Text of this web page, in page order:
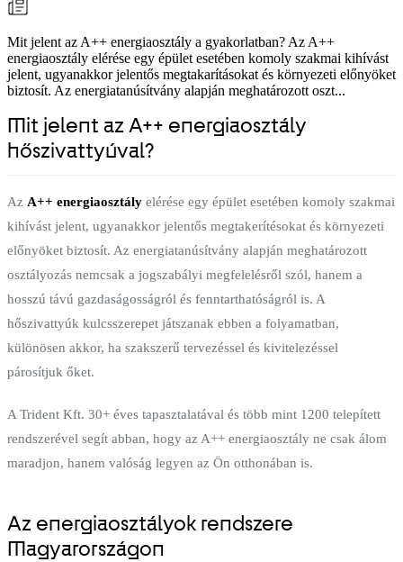
Mit jelent az A++ energiaosztály a gyakorlatban? Az A++
energiaosztály elérése egy épület esetében komoly szakmai kihívást
jelent, ugyanakkor jelentős megtakarításokat és környezeti előnyöket
biztosít. Az energiatanúsítvány alapján meghatározott oszt...
Mit jelent az A++ energiaosztály
hőszivattyúval?
Az A++ energiaosztály elérése egy épület esetében komoly szakmai
kihívást jelent, ugyanakkor jelentős megtakerítésokat és környezeti
előnyöket biztosít. Az energiatanúsítvány alapján meghatározott
osztályozás nemcsak a jogszabályi megfelelésről szól, hanem a
hosszú távú gazdaságosságról és fenntarthatóságról is. A
hőszivattyúk kulcsszerepet játszanak ebben a folyamatban,
különösen akkor, ha szakszerű tervezéssel és kivitelezéssel
párosítjuk őket.
A Trident Kft. 30+ éves tapasztalatával és több mint 1200 telepített
rendszerével segít abban, hogy az A++ energiaosztály ne csak álom
maradjon, hanem valóság legyen az Ön otthonában is.
Az energiaosztályok rendszere
Magyarországon